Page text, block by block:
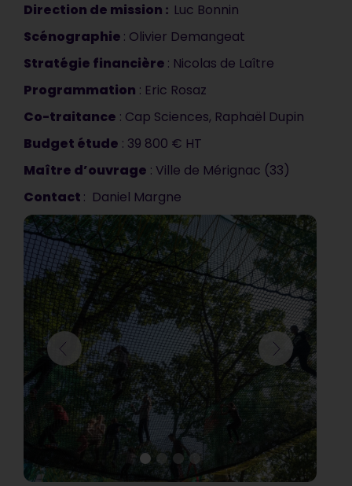
Direction de mission : Luc Bonnin
Scénographie : Olivier Demangeat
Stratégie financière : Nicolas de Laître
Programmation : Eric Rosaz
Co-traitance : Cap Sciences, Raphaël Dupin
Budget étude : 39 800 € HT
Maître d’ouvrage : Ville de Mérignac (33)
Contact : Daniel Margne
Votre document est
synthétique, précis et
vendeur. C’est impeccable, ça
correspond tout à fait à ce que
nous attendions. C’est
vraiment très bien !